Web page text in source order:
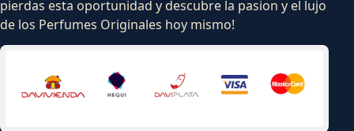
pierdas esta oportunidad y descubre la pasion y el lujo
de los Perfumes Originales hoy mismo!